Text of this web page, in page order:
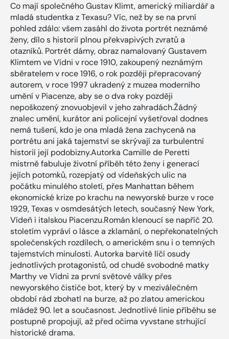
Co mají společného Gustav Klimt, americký miliardář a
mladá studentka z Texasu? Víc, než by se na první
pohled zdálo: všem zasáhl do života portrét neznámé
ženy, dílo s historií plnou překvapivých zvratů a
otazníků. Portrét dámy, obraz namalovaný Gustavem
Klimtem ve Vídni v roce 1910, zakoupený neznámým
sběratelem v roce 1916, o rok později přepracovaný
autorem, v roce 1997 ukradený z muzea moderního
umění v Piacenze, aby se o dva roky později
nepoškozený znovuobjevil v jeho zahradách.Žádný
znalec umění, kurátor ani policejní vyšetřoval dodnes
nemá tušení, kdo je ona mladá žena zachycená na
portrétu ani jaká tajemství se skrývají za turbulentní
historií její podobizny.Autorka Camille de Peretti
mistrně fabuluje životní příběh této ženy i generací
jejích potomků, rozepjatý od vídeňských ulic na
počátku minulého století, přes Manhattan během
ekonomické krize po krachu na newyorské burze v roce
1929, Texas v osmdesátých letech, současný New York,
Vídeň i italskou Piacenzu.Román klenoucí se napříč 20.
stoletím vypráví o lásce a zklamání, o nepřekonatelných
společenských rozdílech, o americkém snu i o temných
tajemstvích minulosti. Autorka barvitě líčí osudy
jednotlivých protagonistů, od chudé svobodné matky
Marthy ve Vídni za první světové války přes
newyorského čističe bot, který by v meziválečném
období rád zbohatl na burze, až po zlatou americkou
mládež 90. let a současnost. Jednotlivé linie příběhu se
postupně propojují, až před očima vyvstane strhující
historické drama.